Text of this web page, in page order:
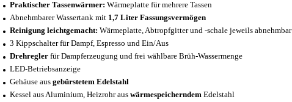
Praktischer Tassenwärmer: Wärmeplatte für mehrere Tassen
Abnehmbarer Wassertank mit 1,7 Liter Fassungsvermögen
Reinigung leichtgemacht: Wärmeplatte, Abtropfgitter und -schale jeweils abnehmbar
3 Kippschalter für Dampf, Espresso und Ein/Aus
Drehregler für Dampferzeugung und frei wählbare Brüh-Wassermenge
LED-Betriebsanzeige
Gehäuse aus gebürstetem Edelstahl
Kessel aus Aluminium, Heizrohr aus wärmespeicherndem Edelstahl